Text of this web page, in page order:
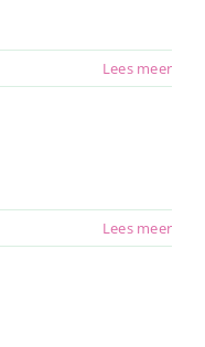
Lees meer
Lees meer